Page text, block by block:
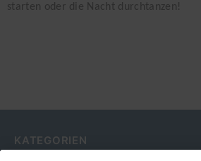
starten oder die Nacht durchtanzen!
KATEGORIEN